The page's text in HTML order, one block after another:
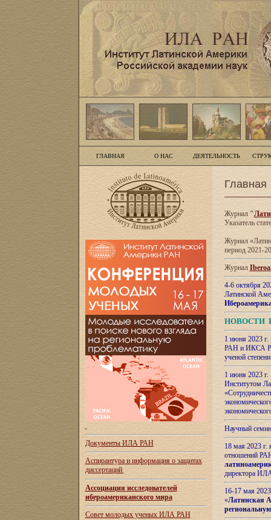
ГЛАВНАЯ О НАС ДЕЯТЕЛЬНОСТЬ
Документы ИЛА РАН
Аспирантура и информация о защитах
диссертаций
Ассоциация исследователей
ибероамериканского мира
Совет молодых ученых ИЛА РАН
Главная
Журнал"
Указатель
Журнал
период 2021-
Журнал
4-6 октября
Латинской
НОВОСТИ
1 июня 2023
РАН и ИКСА
ученой
1 июня 2023
Институтом
Научный
18 мая 2023
отношений
директора
16-17 мая
«Латинская